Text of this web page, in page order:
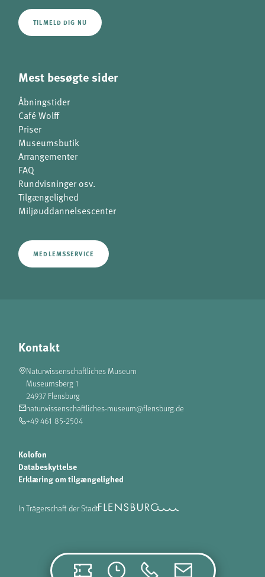
TILMELD DIG NU
Mest besøgte sider
Åbningstider
Café Wolff
Priser
Museumsbutik
Arrangementer
FAQ
Rundvisninger osv.
Tilgængelighed
Miljøuddannelsescenter
MEDLEMSSERVICE
Kontakt
Naturwissenschaftliches Museum
Museumsberg 1
24937 Flensburg
naturwissenschaftliches-museum@flensburg.de
+49 461 85-2504
In Trägerschaft der Stadt
Kolofon
Databeskyttelse
Erklæring om tilgængelighed